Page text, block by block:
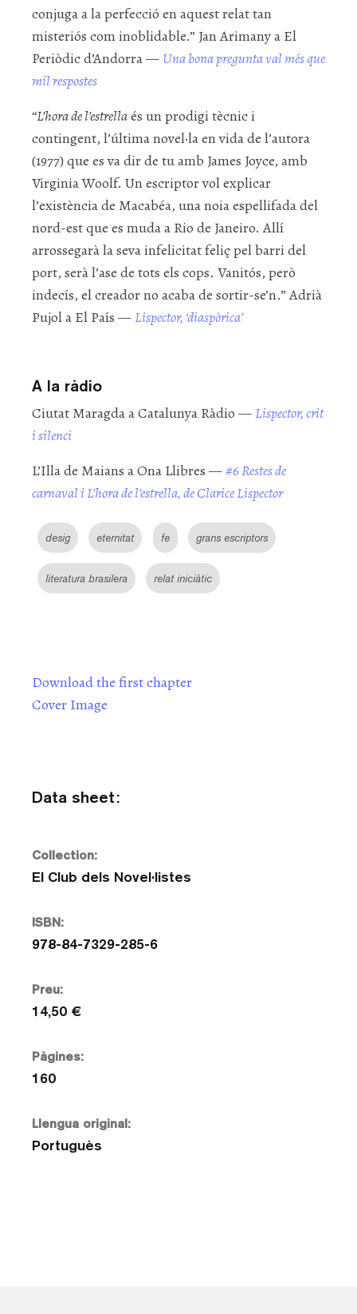
conjuga a la perfecció en aquest relat tan
misteriós com inoblidable.” Jan Arimany a El
Periòdic d’Andorra — Una bona pregunta val més que
mil respostes
“L’hora de l’estrellaés un prodigi tècnic i
contingent, l’última novel·la en vida de l’autora
(1977) que es va dir de tu amb James Joyce, amb
Virginia Woolf. Un escriptor vol explicar
l’existència de Macabéa, una noia espellifada del
nord-est que es muda a Rio de Janeiro. Allí
arrossegarà la seva infelicitat feliç pel barri del
port, serà l’ase de tots els cops. Vanitós, però
indecís, el creador no acaba de sortir-se’n.” Adrià
Pujol a El País — Lispector, ‘diaspòrica’
A la ràdio
Ciutat Maragda a Catalunya Ràdio — Lispector, crit
i silenci
L’Illa de Maians a Ona Llibres —#6 Restes de
carnaval i L’hora de l’estrella, de Clarice Lispector
desig eternitat fe grans escriptors
literatura brasilera relat iniciàtic
Download the first chapter
Cover Image
Data sheet:
Collection:
El Club dels Novel·listes
ISBN:
978-84-7329-285-6
Preu:
14,50 €
Pàgines:
160
Llengua original:
Portuguès